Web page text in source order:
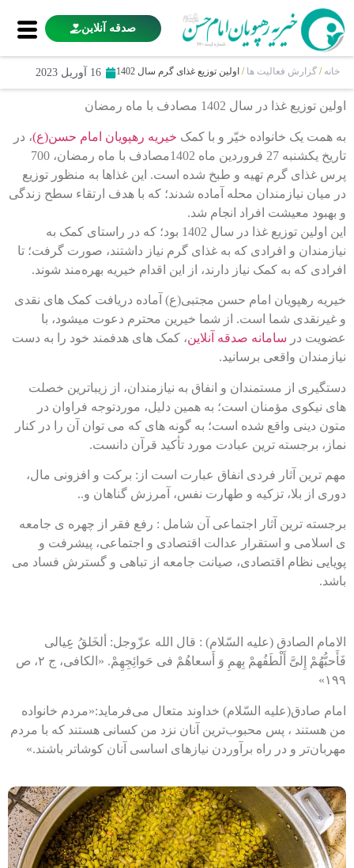
صدقه آنلاین
خانه / گزارش فعالیت ها / اولین توزیع غذای گرم سال 1402 16 آوریل 2023
اولین توزیع غذا در سال 1402 مصادف با ماه رمضان
به همت یک خانواده خیّر و با کمک خیریه رهپویان امام حسن(ع)، در
تاریخ یکشنبه 27 فروردین ماه 1402مصادف با ماه رمضان، 700
پرس غذای گرم تهیه و طبخ شده است. این غذاها به منظور توزیع
در میان نیازمندان محله آماده شدند؛ که با هدف ارتقاء سطح زندگی
و بهبود معیشت افراد انجام شد.
این اولین توزیع غذا در سال 1402 بود؛ که در راستای کمک به
نیازمندان و افرادی که به غذای گرم نیاز داشتند، صورت گرفت؛ تا
افرادی که به کمک نیاز دارند، از این اقدام خیریه بهره‌مند شوند.
خیریه رهپویان امام حسن مجتبی(ع) آماده دریافت کمک های نقدی
و غیرنقدی شما است. از شما خیرین محترم دعوت میشود، با
عضویت در سامانه صدقه آنلاین، کمک های هدفمند خود را به دست
نیازمندان واقعی برسانید.
دستگیری از مستمندان و انفاق به نیازمندان، از زیباترین خصلت
های نیکوی مؤمنان است؛ به همین دلیل، موردتوجه فراوان در
متون دینی واقع شده است؛ به گونه های که می توان آن را در کنار
نماز، برجسته ترین عبادت مورد تأکید قرآن دانست.
مهم ترین آثار فردی انفاق عبارت است از: برکت و افزونی مال،
دوری از بلا، تزکیه و طهارت نفس، آمرزش گناهان و..
برجسته ترین آثار اجتماعی آن شامل : رفع فقر از چهره ی جامعه
ی اسلامی و استقرار عدالت اقتصادی و اجتماعی، پیشرفت و
پویایی نظام اقتصادی، صیانت جامعه از تباهی و گسترش فساد می
باشد.
الامام الصادق (علیه السّلام) : قال الله عزّوجل: ألخَلقُ عِِیالی
فَأَحبُّهُمْ إِلیَّ أَلْطَفُهمْ بِهمِ وَ أَسعاهُمْ فی حَوائِجِهِمْ. «الکافی، ج ۲، ص
۱۹۹»
امام صادق(علیه السّلام) خداوند متعال می‌فرماید:«مردم خانواده
من هستند ، پس محبوب‌ترین آنان نزد من کسانی هستند که با مردم
مهربان‌تر و در راه برآوردن نیازهای اساسی آنان کوشاتر باشند.»